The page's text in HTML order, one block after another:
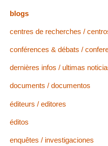
blogs
centres de recherches /
conférences & débats /
dernières infos / ultimas
documents / documentos
éditeurs / editores
éditos
enquêtes / investigaciones